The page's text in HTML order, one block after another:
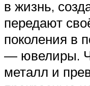
в жизнь,
передают
поколения в
— ювелиры.
металл и